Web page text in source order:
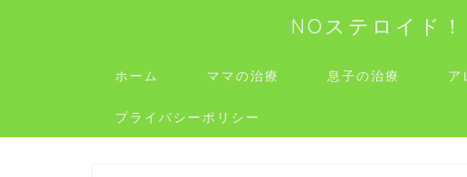
NOステロイド
ホーム ママの治療 息子の治療 ア
プライバシーポリシー